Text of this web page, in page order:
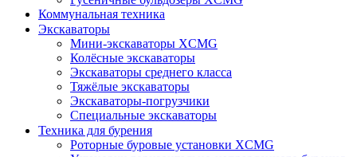
Коммунальная техника
Экскаваторы
Мини-экскаваторы XCMG
Колёсные экскаваторы
Экскаваторы среднего класса
Тяжёлые экскаваторы
Экскаваторы-погрузчики
Специальные экскаваторы
Техника для бурения
Роторные буровые установки XCMG